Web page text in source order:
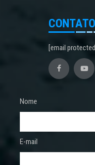
CONTATO
[email
Nome
E-mail